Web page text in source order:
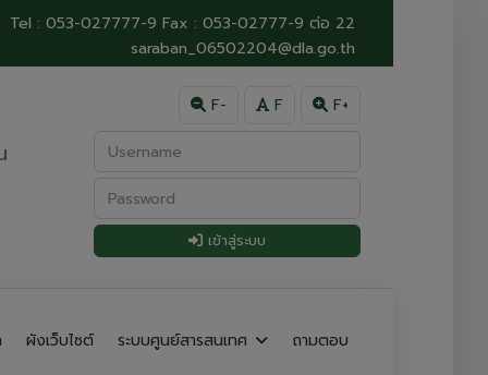
Tel : 053-027777-9 Fax : 053-02777-9 ต่อ 22
saraban_06502204@dla.go.th
F- F F+
เข้าสู่ระบบ
ผังเว็บไซต์ ระบบศูนย์สารสนเทศ ถามตอบ